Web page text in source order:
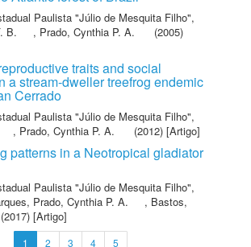
Paulista "Júlio de Mesquita Filho",
B.
, Prado, Cynthia P. A.
(2005)
traits and social
a stream-dweller treefrog endemic
Cerrado
Paulista "Júlio de Mesquita Filho",
, Prado, Cynthia P. A. (2012) [Artigo]
patterns in a Neotropical gladiator
Paulista "Júlio de Mesquita Filho",
, Prado, Cynthia P. A. , Bastos,
(2017) [Artigo]
1 2 3 4 5